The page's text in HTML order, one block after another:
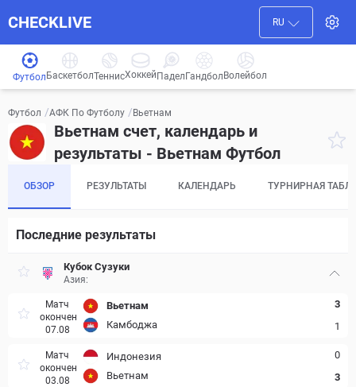
CHECKLIVE RU
Футбол БаскетболТеннисХоккей ПаделГандбол Волейбол
Футбол /АФК По Футболу /Вьетнам
Вьетнам счет, календарь и
результаты - Вьетнам Футбол
ОБЗОР РЕЗУЛЬТАТЫ КАЛЕНДАРЬ ТУРНИРНАЯ
Последние результаты
Азия:
Кубок Сузуки
Матч
окончен
07.08
Вьетнам
Камбоджа
3
1
Матч
окончен
03.08
Индонезия
Вьетнам
0
3